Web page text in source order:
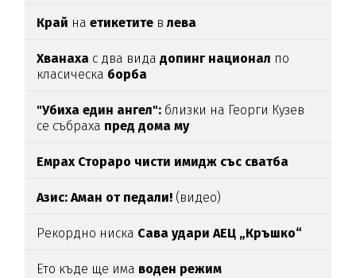
Край наетикетите влева
Хванаха с два видадопинг национал по
класическа борба
"Убиха един ангел": близки на Георги Кузев
се събраха пред дома му
Емрах Стораро чисти имидж със сватба
Азис: Аман от педали! (видео)
Рекордно ниска Сава удари АЕЦ „Кръшко“
Ето къде ще има воден режим